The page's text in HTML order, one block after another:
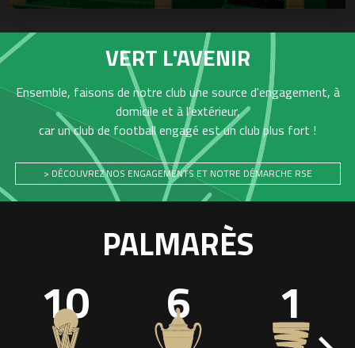
VERT L'AVENIR
Ensemble, faisons de notre club une source d'engagement, à
domicile et à l'extérieur,
car un club de football engagé est un club plus fort !
> DÉCOUVREZ NOS ENGAGEMENTS ET NOTRE DÉMARCHE RSE
PALMARÈS
10 6 1